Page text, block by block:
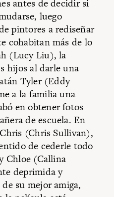
antes de decidir si
luego
pintores a rediseñar
cohabitan más de lo
(Lucy Liu), la
hijos al darle una
Tyler (Eddy
a la familia una
en obtener fotos
de escuela. En
(Chris Sullivan),
de cederle todo
Chloe (Callina
deprimida y
su mejor amiga,